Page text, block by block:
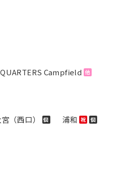
Campfield 他
（西口） 個 浦和 祝 個